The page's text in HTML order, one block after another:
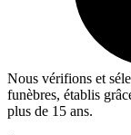
Nous vérifions et
funèbres, établis
plus de 15 ans.